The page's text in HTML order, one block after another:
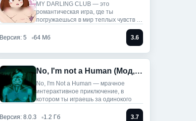
MY DARLING CLUB — это
романтическая игра, где ты
погружаешься в мир теплых чувств и
Версия: 5
64 Мб 3.6
No, I'm not a Human (Мод, Unlocked)
No, I'm Not a Human — мрачное
интерактивное приключение, в
котором ты играешь за одинокого
Версия: 8.0.3 1.2 Гб 3.7